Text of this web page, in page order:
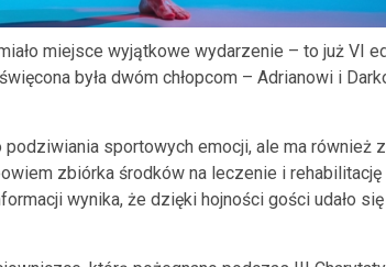
miejsce wyjątkowe wydarzenie – to już VI
była dwóm chłopcom – Adrianowi i
sportowych emocji, ale ma również
zbiórka środków na leczenie i rehabilitację
wynika, że dzięki hojności gości udało